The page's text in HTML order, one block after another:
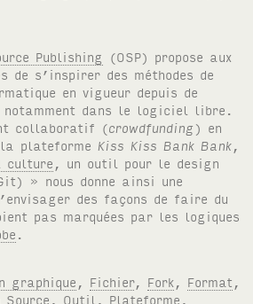
Publishing (OSP) propose aux
de s’inspirer des méthodes de
en vigueur depuis de
notamment dans le logiciel libre.
collaboratif (crowdfunding ) en
plateforme Kiss Kiss Bank Bank
culture , un outil pour le design
» nous donne ainsi une
des façons de faire du
pas marquées par les logiques
graphique Fichier, Fork Format
Source Outil Plateforme